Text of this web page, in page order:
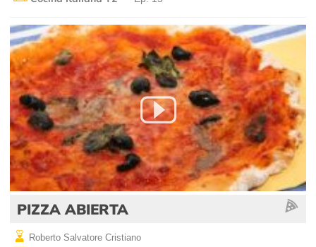
PIZZA ABIERTA
Roberto Salvatore Cristiano